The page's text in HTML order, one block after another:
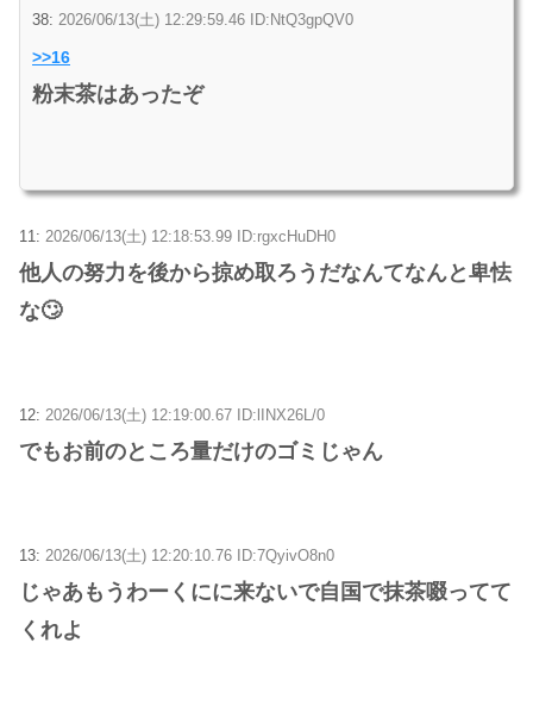
38: 2026/06/13(土) 12:29:59.46 ID:NtQ3gpQV0
>>16
粉末茶はあったぞ
11: 2026/06/13(土) 12:18:53.99 ID:rgxcHuDH0
他人の努力を後から掠め取ろうだなんてなんと卑怯
な🙄
12: 2026/06/13(土) 12:19:00.67 ID:lINX26L/0
でもお前のところ量だけのゴミじゃん
13: 2026/06/13(土) 12:20:10.76 ID:7QyivO8n0
じゃあもうわーくにに来ないで自国で抹茶啜ってて
くれよ